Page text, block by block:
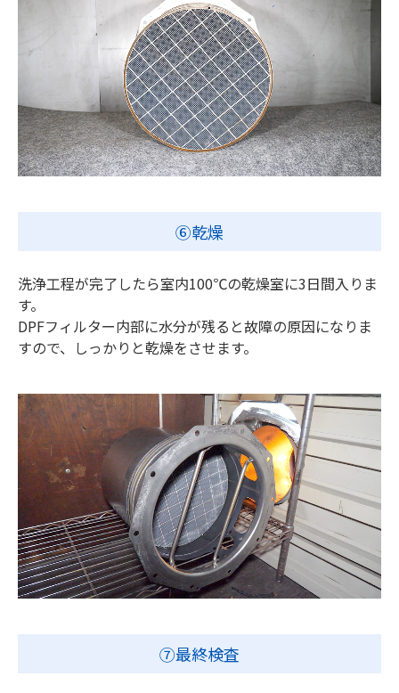
⑥乾燥
洗浄工程が完了したら室内100℃の乾燥室に3日間入りま
す。
DPFフィルター内部に水分が残ると故障の原因になりま
すので、しっかりと乾燥をさせます。
⑦最終検査